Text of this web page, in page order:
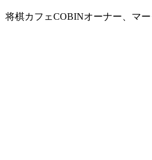
棋カフェCOBINオーナー、マ